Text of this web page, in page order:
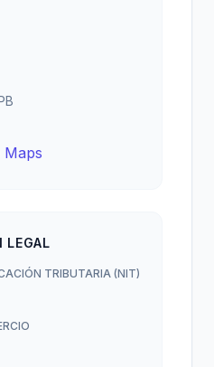
Maps
LEGAL
TRIBUTARIA (NIT)